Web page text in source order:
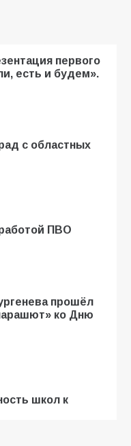
первого
есть и будем».
с областных
ПВО
прошёл
ко Дню
школ к